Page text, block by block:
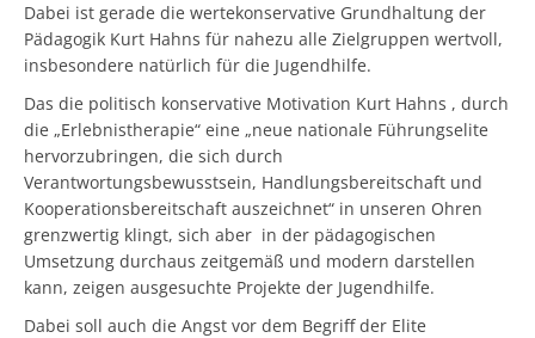
Dabei ist gerade die wertekonservative Grundhaltung der
Pädagogik Kurt Hahns für nahezu alle Zielgruppen wertvoll,
insbesondere natürlich für die Jugendhilfe.
Das die politisch konservative Motivation Kurt Hahns , durch
die „Erlebnistherapie“ eine „neue nationale Führungselite
hervorzubringen, die sich durch
Verantwortungsbewusstsein, Handlungsbereitschaft und
Kooperationsbereitschaft auszeichnet“ in unseren Ohren
grenzwertig klingt, sich aber in der pädagogischen
Umsetzung durchaus zeitgemäß und modern darstellen
kann, zeigen ausgesuchte Projekte der Jugendhilfe.
Dabei soll auch die Angst vor dem Begriff der Elite